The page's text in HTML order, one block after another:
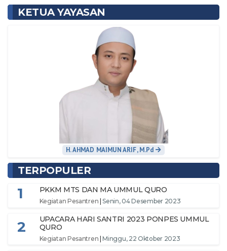
KETUA YAYASAN
H. AHMAD MAIMUN ARIF, M.Pd
TERPOPULER
1 PKKM MTS DAN MA UMMUL QURO
Kegiatan Pesantren |Senin, 04 Desember 2023
2
UPACARA HARI SANTRI 2023 PONPES UMMUL
QURO
Kegiatan Pesantren |Minggu, 22 Oktober 2023